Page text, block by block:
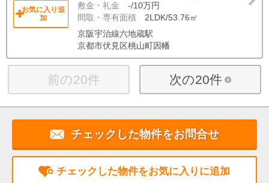
お気に入り追
加
敷金・礼金 -/10万円
間取・専有面積 2LDK/53.76㎡
京阪宇治線六地蔵駅
京都市伏見区桃山町因幡
前の20件 次の20件
チェックした物件をお問合せ
チェックした物件をお気に入りに追加